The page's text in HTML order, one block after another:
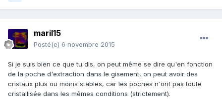
maril15
Posté(e) 6 novembre 2015
Si je suis bien ce que tu dis, on peut même se dire qu'en fonction
de la poche d'extraction dans le gisement, on peut avoir des
cristaux plus ou moins stables, car les poches n'ont pas toute
cristallisée dans les mêmes conditions (strictement).